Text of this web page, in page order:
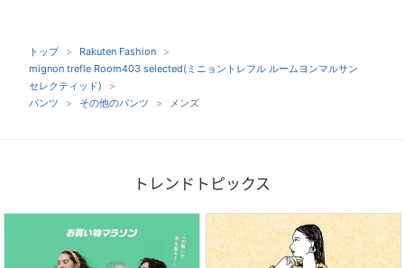
トップ
Rakuten Fashion
mignon trefle Room403 selected(ミニョントレフル ルームヨンマルサン
セレクティッド)
パンツ
その他のパンツ メンズ
トレンドトピックス